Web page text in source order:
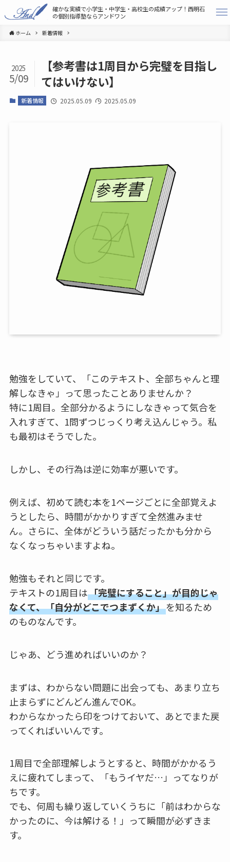
確かな実績で小学生・中学生・高校生の成績アップ！ 西明石
の個別指導塾ならアンドワン
ホーム 新着情報
【参考書は1周目から完璧を目指し
てはいけない】
2025
5/09
新着情報 2025.05.09 2025.05.09
勉強をしていて、「このテキスト、全部ちゃんと理
解しなきゃ」って思ったことありませんか？
特に1周目。全部分かるようにしなきゃって気合を
入れすぎて、1問ずつじっくり考え込んじゃう。私
も最初はそうでした。
しかし、その行為は逆に効率が悪いです。
例えば、初めて読む本を1ページごとに全部覚えよ
うとしたら、時間がかかりすぎて全然進みませ
ん。さらに、全体がどういう話だったかも分から
なくなっちゃいますよね。
勉強もそれと同じです。
テキストの1周目は「完璧にすること」が目的じゃ
なくて、「自分がどこでつまずくか」を知るため
のものなんです。
じゃあ、どう進めればいいのか？
まずは、わからない問題に出会っても、あまり立ち
止まらずにどんどん進んでOK。
わからなかったら印をつけておいて、あとでまた戻
ってくればいいんです。
1周目で全部理解しようとすると、時間がかかるう
えに疲れてしまって、「もうイヤだ…」ってなりが
ちです。
でも、何周も繰り返していくうちに「前はわからな
かったのに、今は解ける！」って瞬間が必ずきま
す。